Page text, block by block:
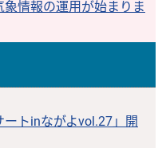
象情報の運用が始まりま
ートinながよvol.27」開